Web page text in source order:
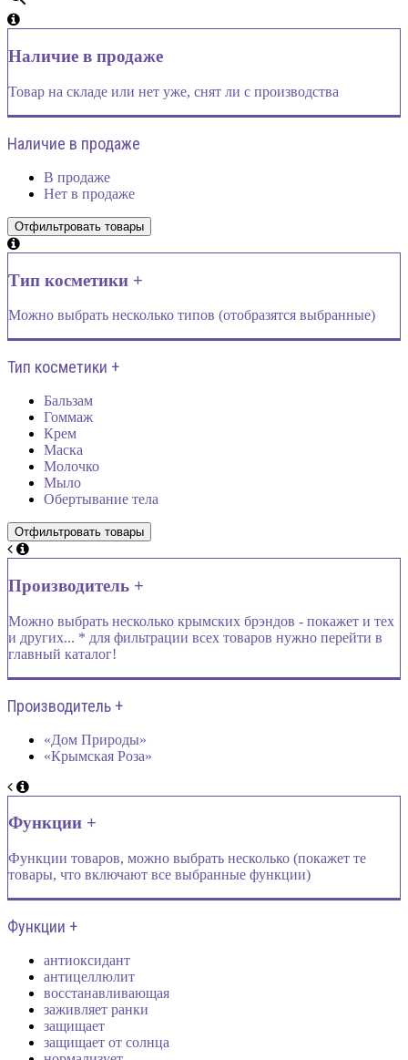
Наличие в продаже
Товар на складе или нет уже, снят ли с производства
Наличие в продаже
В продаже
Нет в продаже
Тип косметики +
Можно выбрать несколько типов (отобразятся выбранные)
Тип косметики +
Бальзам
Гоммаж
Крем
Маска
Молочко
Мыло
Обертывание тела
Производитель +
Можно выбрать несколько крымских брэндов - покажет и тех
и других... * для фильтрации всех товаров нужно перейти в
главный каталог!
Производитель +
«Дом Природы»
«Крымская Роза»
Функции +
Функции товаров, можно выбрать несколько (покажет те
товары, что включают все выбранные функции)
Функции +
антиоксидант
антицеллюлит
восстанавливающая
заживляет ранки
защищает
защищает от солнца